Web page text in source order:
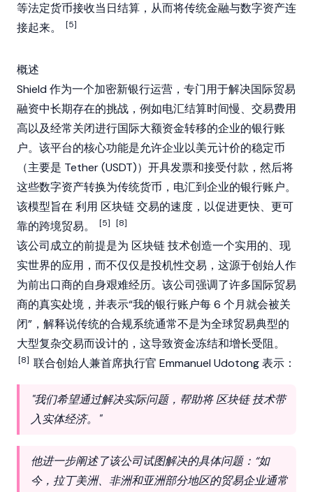
等法定货币接收当日结算，从而将传统金融与数字资产连
接起来。
[5]
概述
Shield 作为一个加密新银行运营，专门用于解决国际贸易
融资中长期存在的挑战，例如电汇结算时间慢、交易费用
高以及经常关闭进行国际大额资金转移的企业的银行账
户。该平台的核心功能是允许企业以美元计价的稳定币
（主要是 Tether(USDT)）开具发票和接受付款，然后将
这些数字资产转换为传统货币，电汇到企业的银行账户。
该模型旨在 利用 区块链交易的速度，以促进更快、更可
靠的跨境贸易。
[5] [8]
该公司成立的前提是为 区块链技术创造一个实用的、现
实世界的应用，而不仅仅是投机性交易，这源于创始人作
为前出口商的自身艰难经历。该公司强调了许多国际贸易
商的真实处境，并表示“我的银行账户每 6 个月就会被关
闭”，解释说传统的合规系统通常不是为全球贸易典型的
大型复杂交易而设计的，这导致资金冻结和增长受阻。
[8] 联合创始人兼首席执行官 Emmanuel Udotong 表示：
"我们希望通过解决实际问题，帮助将区块链技术带
入实体经济。"
他进一步阐述了该公司试图解决的具体问题：“如
今，拉丁美洲、非洲和亚洲部分地区的贸易企业通常